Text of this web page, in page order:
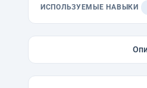
ИСПОЛЬЗУЕМЫЕ НАВЫКИ